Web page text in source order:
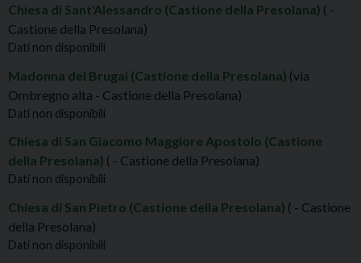
Chiesa di Sant'Alessandro (Castione della Presolana) ( -
Castione della Presolana)
Dati non disponibili
Madonna del Brugai (Castione della Presolana) (via
Ombregno alta - Castione della Presolana)
Dati non disponibili
Chiesa di San Giacomo Maggiore Apostolo (Castione
della Presolana) ( - Castione della Presolana)
Dati non disponibili
Chiesa di San Pietro (Castione della Presolana) ( - Castione
della Presolana)
Dati non disponibili